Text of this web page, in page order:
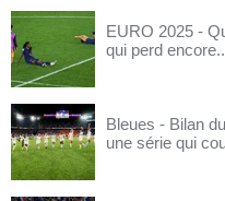
EURO 2025 -
qui perd
Bleues - Bilan
une série qui